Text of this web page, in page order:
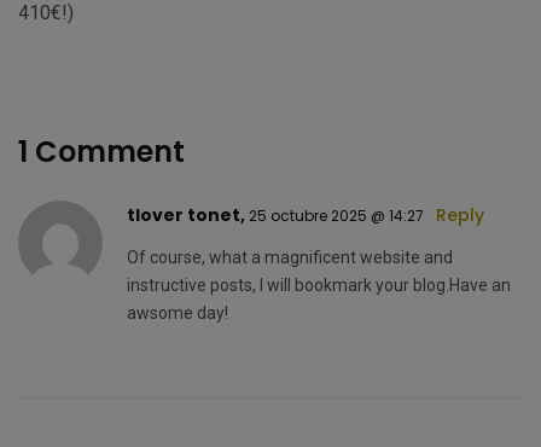
410€!)
1 Comment
tlover tonet, 25 octubre 2025 @ 14:27 Reply
Of course, what a magnificent website and
instructive posts, I will bookmark your blog.Have an
awsome day!